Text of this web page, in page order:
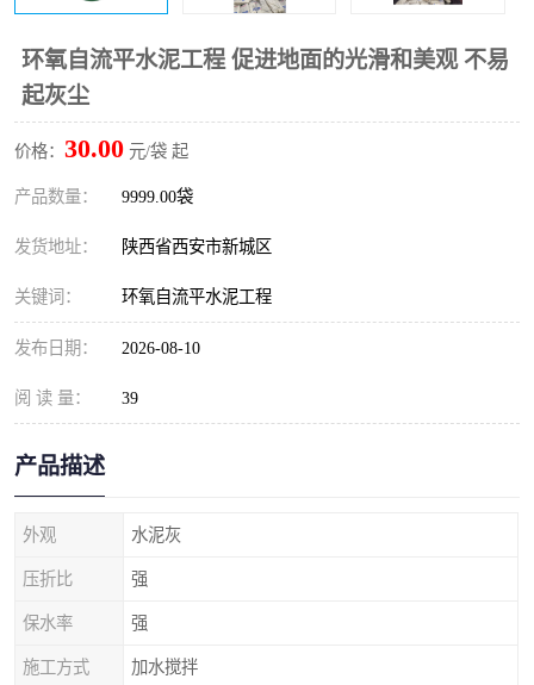
环氧自流平水泥工程 促进地面的光滑和美观 不易
起灰尘
价格： 30.00 元/袋 起
产品数量： 9999.00袋
发货地址： 陕西省西安市新城区
关键词： 环氧自流平水泥工程
发布日期： 2026-08-10
阅 读 量： 39
产品描述
外观 水泥灰
压折比 强
保水率 强
施工方式 加水搅拌
融雪剂